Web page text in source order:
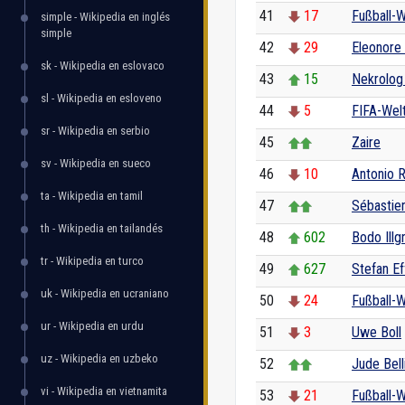
simple - Wikipedia en inglés
simple
sk - Wikipedia en eslovaco
sl - Wikipedia en esloveno
sr - Wikipedia en serbio
sv - Wikipedia en sueco
ta - Wikipedia en tamil
th - Wikipedia en tailandés
tr - Wikipedia en turco
uk - Wikipedia en ucraniano
ur - Wikipedia en urdu
uz - Wikipedia en uzbeko
vi - Wikipedia en vietnamita
41 17
Fußball-
42
29
43
15
44
5
FIFA-
45
Zaire
46
10
Antonio
47
48
602
Bodo
49
627
Stefan
50
24
Fußball-
51
3
Uwe Boll
52
Jude
53
21 Fußball-